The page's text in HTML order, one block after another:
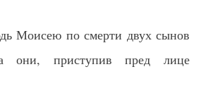
Моисею по смерти двух сынов
они, приступив пред лице